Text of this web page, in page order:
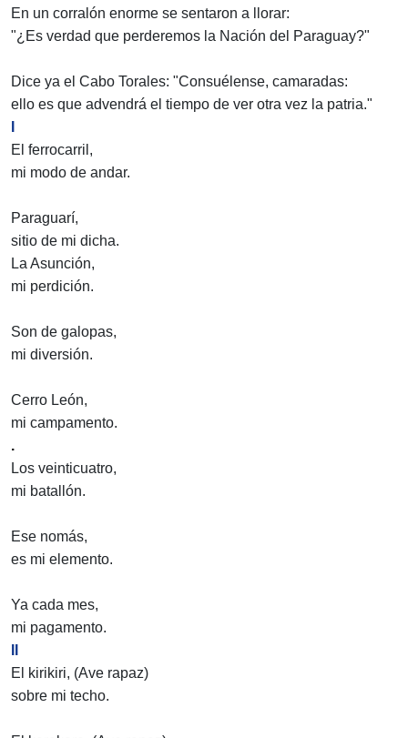
En un corralón enorme se sentaron a llorar:
"¿Es verdad que perderemos la Nación del Paraguay?"
Dice ya el Cabo Torales: "Consuélense, camaradas:
ello es que advendrá el tiempo de ver otra vez la patria."
El ferrocarril,
mi modo de andar.
Paraguarí,
sitio de mi dicha.
La Asunción,
mi perdición.
Son de galopas,
mi diversión.
Cerro León,
mi campamento.
.
Los veinticuatro,
mi batallón.
Ese nomás,
es mi elemento.
Ya cada mes,
mi pagamento.
El kirikiri, (Ave rapaz)
sobre mi techo.